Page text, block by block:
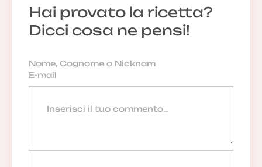
Hai provato la ricetta?
Dicci cosa ne pensi!